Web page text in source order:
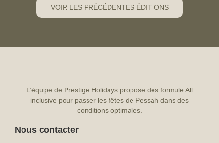
VOIR LES PRÉCÉDENTES ÉDITIONS
L’équipe de Prestige Holidays propose des formule All
inclusive pour passer les fêtes de Pessah dans des
conditions optimales.
Nous contacter